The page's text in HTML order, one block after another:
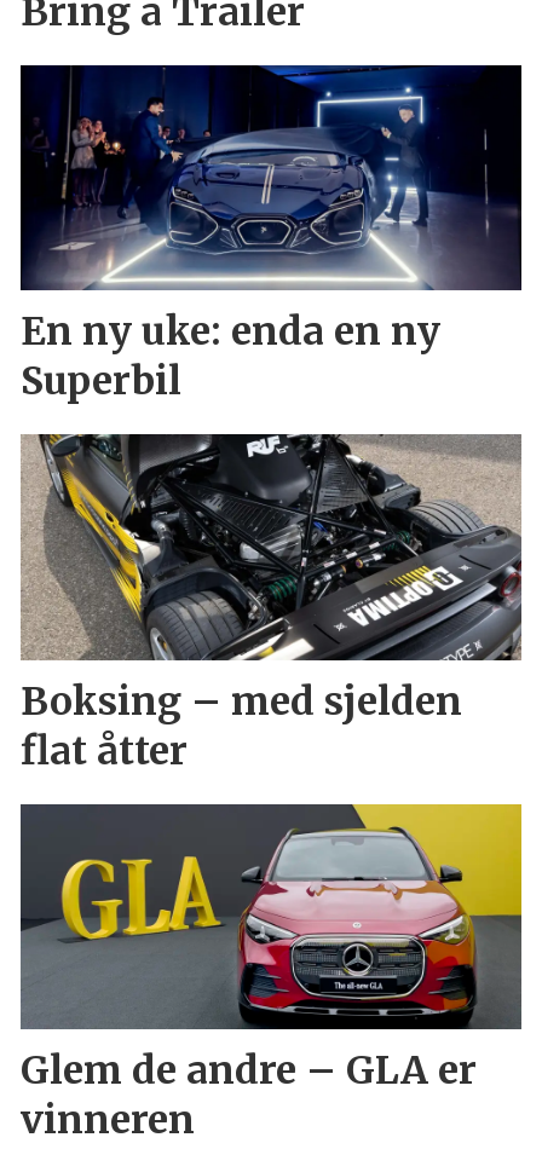
Bring a Trailer
En ny uke: enda en ny
Superbil
Boksing – med sjelden
flat åtter
Glem de andre – GLA er
vinneren